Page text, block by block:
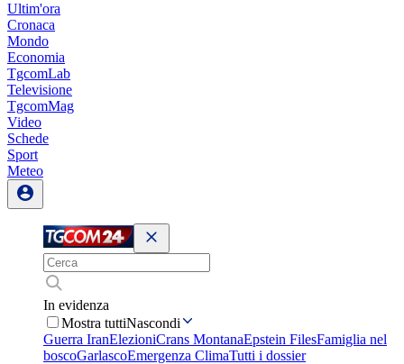
Ultim'ora
Cronaca
Mondo
Economia
TgcomLab
Televisione
TgcomMag
Video
Schede
Sport
Meteo
In evidenza
Mostra tuttiNascondi
Guerra IranElezioniCrans MontanaEpstein FilesFamiglia nel
boscoGarlascoEmergenza ClimaTutti i dossier